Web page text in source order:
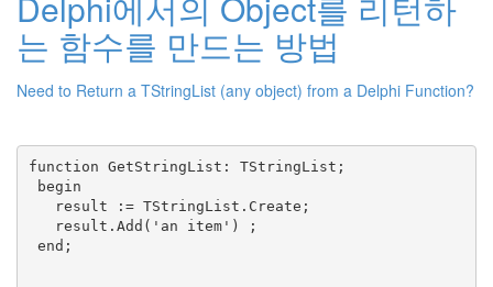
는 함수를 만드는 방법
Need to Return a TStringList (any object) from a Delphi Function?
function GetStringList: TStringList;
begin
   result := TStringList.Create;
   result.Add('an item') ;
end;
(복
분
자
주)
Cloud